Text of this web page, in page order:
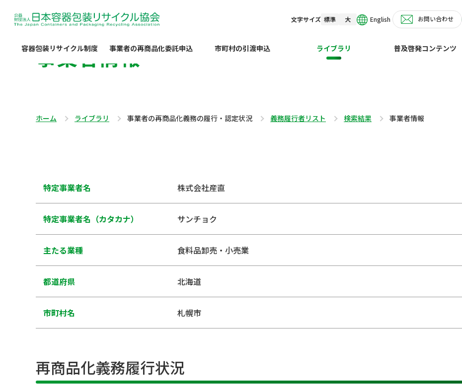
文字サイズ 標準 大 English お問い合わせ
容器包装リサイクル制度 事業者の再商品化委託申込 市町村の引渡申込 ライブラリ 普及啓発コンテンツ
事業者情報
ホーム ライブラリ 事業者の再商品化義務の履行・認定状況 義務履行者リスト 検索結果 事業者情報
特定事業者名 株式会社産直
特定事業者名（カタカナ） サンチョク
主たる業種 食料品卸売・小売業
都道府県 北海道
市町村名 札幌市
再商品化義務履行状況